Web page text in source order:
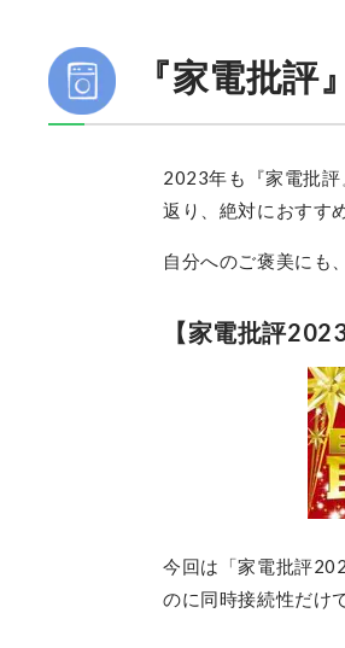
『家電批
2023年も『家電批評
返り、絶対におすす
自分へのご褒美にも
【家電批評
今回は「家電批評
のに同時接続性だけ